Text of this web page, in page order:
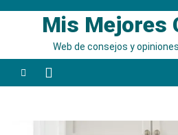
Mis Mejores
Web de consejos y